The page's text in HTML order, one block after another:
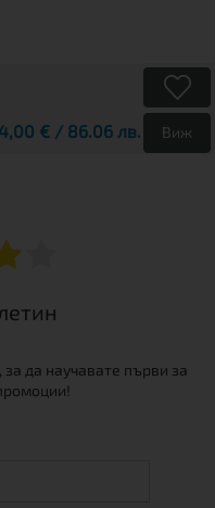
€ / 86.06 лв. Виж
да научавате първи за